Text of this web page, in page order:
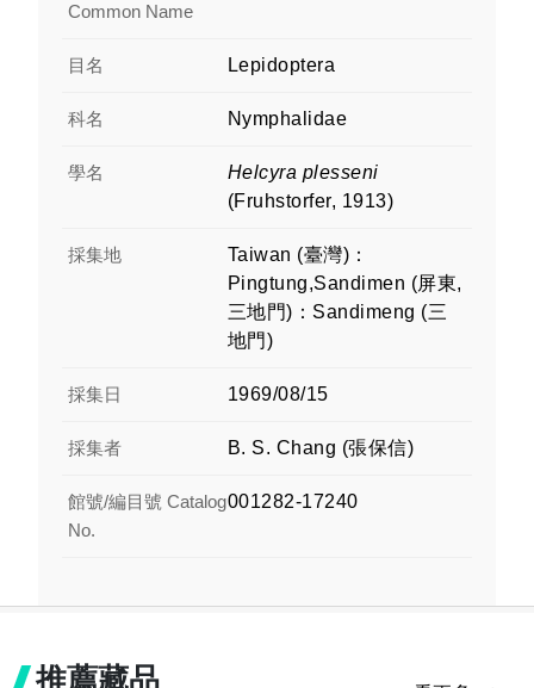
Common Name
目名 Lepidoptera
科名 Nymphalidae
學名
Helcyra plesseni
(Fruhstorfer, 1913)
採集地
Taiwan (臺灣)：
Pingtung,Sandimen (屏東,
三地門)：Sandimeng (三
地門)
採集日 1969/08/15
採集者 B. S. Chang (張保信)
館號/編目號 Catalog
No.
001282-17240
推薦藏品